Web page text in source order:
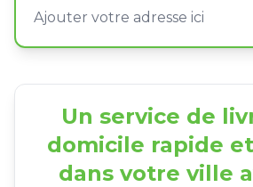
Un service de
domicile rapide
dans votre ville